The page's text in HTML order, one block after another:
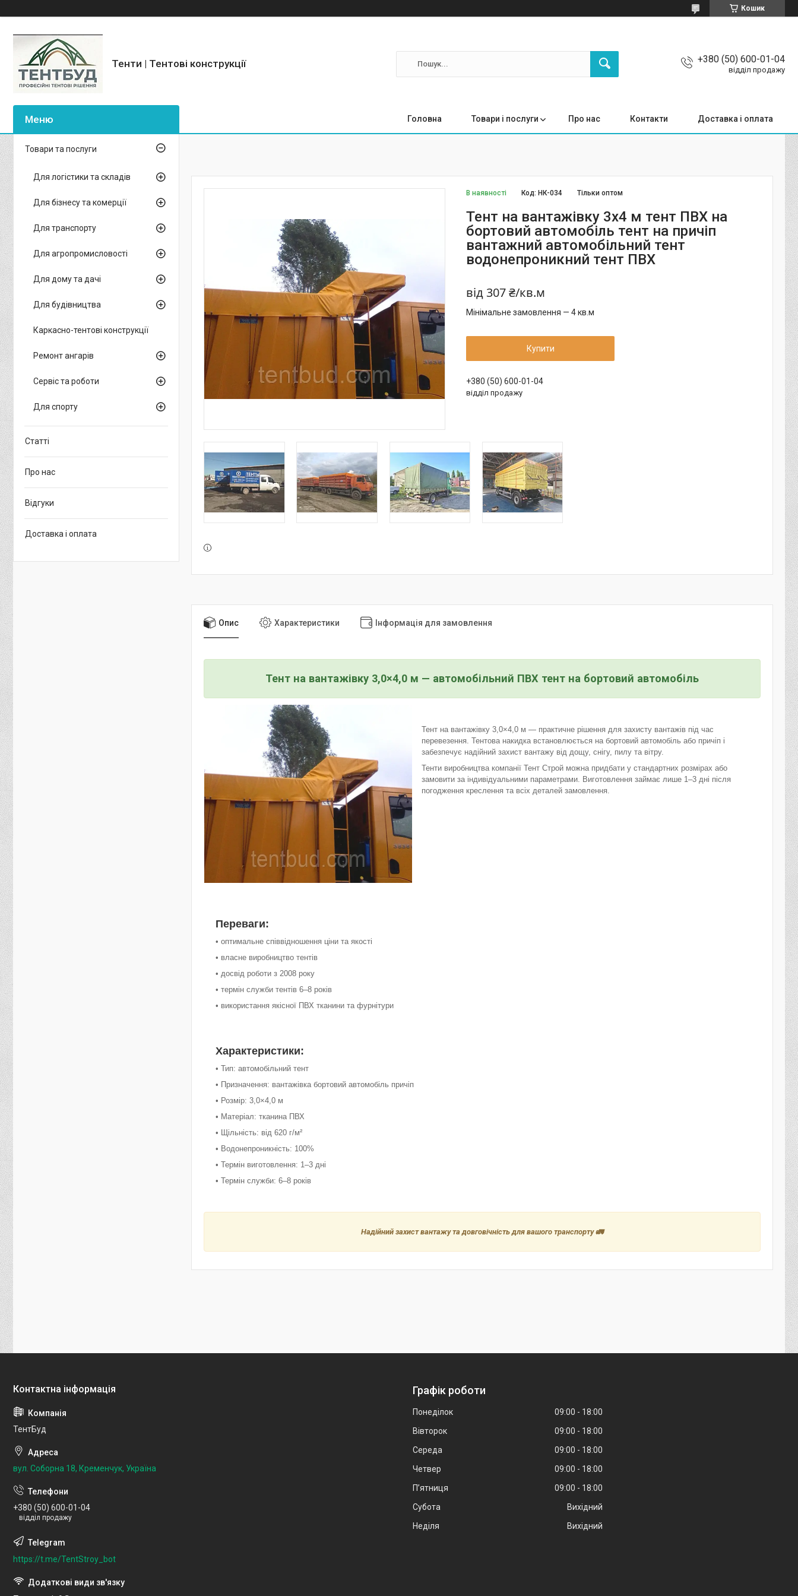
Кошик
Тенти | Тентові конструкції +380 (50) 600-01-04
відділ продажу
Головна Товари і послуги Про нас Контакти Доставка і оплата
В наявності Тільки оптом
Код: НК-034
Тент на вантажівку 3х4 м тент ПВХ на
бортовий автомобіль тент на причіп
вантажний автомобільний тент
водонепроникний тент ПВХ
від 307 ₴/кв.м
Мінімальне замовлення — 4 кв.м
Купити
+380 (50) 600-01-04
відділ продажу
Опис Характеристики Інформація для замовлення
Тент на вантажівку 3,0×4,0 м — автомобільний ПВХ тент на бортовий автомобіль
Тент на вантажівку 3,0×4,0 м — практичне рішення для захисту вантажів під час
перевезення. Тентова накидка встановлюється на бортовий автомобіль або причіп і
забезпечує надійний захист вантажу від дощу, снігу, пилу та вітру.
Тенти виробництва компанії Тент Строй можна придбати у стандартних розмірах або
замовити за індивідуальними параметрами. Виготовлення займає лише 1–3 дні після
погодження креслення та всіх деталей замовлення.
Переваги:
• оптимальне співвідношення ціни та якості
• власне виробництво тентів
• досвід роботи з 2008 року
• термін служби тентів 6–8 років
• використання якісної ПВХ тканини та фурнітури
Характеристики:
• Тип: автомобільний тент
• Призначення: вантажівка бортовий автомобіль причіп
• Розмір: 3,0×4,0 м
• Матеріал: тканина ПВХ
• Щільність: від 620 г/м²
• Водонепроникність: 100%
• Термін виготовлення: 1–3 дні
• Термін служби: 6–8 років
Надійний захист вантажу та довговічність для вашого транспорту 🚛
Товари та послуги
Для логістики та складів
Для бізнесу та комерції
Для транспорту
Для агропромисловості
Для дому та дачі
Для будівництва
Каркасно-тентові конструкції
Ремонт ангарів
Сервіс та роботи
Для спорту
Статті
Про нас
Відгуки
Доставка і оплата
ТентБуд
вул. Соборна 18, Кременчук, Україна
+380 (50) 600-01-04
відділ продажу
https://t.me/TentStroy_bot
Графік роботи
Понеділок 09:00
18:00
Вівторок
09:00
18:00
Середа
09:00
18:00
Четвер
09:00
18:00
Пʼятниця
09:00
18:00
Субота
Вихідний
Неділя
Вихідний